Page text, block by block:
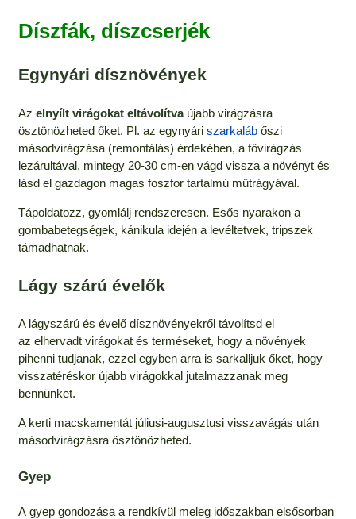
Díszfák, díszcserjék
Egynyári dísznövények
Az elnyílt virágokat eltávolítvaújabb virágzásra
ösztönözheted őket. Pl. az egynyári szarkalábőszi
másodvirágzása (remontálás) érdekében, a fővirágzás
lezárultával, mintegy 20-30 cm-en vágd vissza a növényt és
lásd el gazdagon magas foszfor tartalmú műtrágyával.
Tápoldatozz, gyomlálj rendszeresen. Esős nyarakon a
gombabetegségek, kánikula idején a levéltetvek, tripszek
támadhatnak.
Lágy szárú évelők
A lágyszárú és évelő dísznövényekről távolítsd el
az elhervadt virágokat és terméseket, hogy a növények
pihenni tudjanak, ezzel egyben arra is sarkalljuk őket, hogy
visszatéréskor újabb virágokkal jutalmazzanak meg
bennünket.
A kerti macskamentát júliusi-augusztusi visszavágás után
másodvirágzásra ösztönözheted.
Gyep
A gyep gondozása a rendkívül meleg időszakban elsősorban